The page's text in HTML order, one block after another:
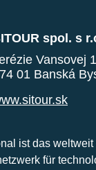
spol. s
Vansovej
01 Banská
ist das
für